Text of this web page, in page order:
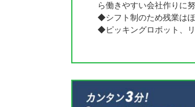
ら働きやすい会社作りに
◆シフト制のため残業は
◆ピッキングロボット、